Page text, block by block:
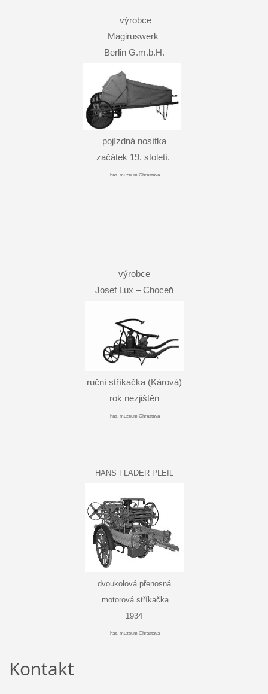
výrobce
Magiruswerk
Berlin G.m.b.H.
pojízdná nosítka
začátek 19. století.
has. muzeum Chrastava
výrobce
Josef Lux – Choceň
ruční stříkačka (Kárová)
rok nezjištěn
has. muzeum Chrastava
HANS FLADER PLEIL
dvoukolová přenosná
motorová stříkačka
1934
has. muzeum Chrastava
Kontakt